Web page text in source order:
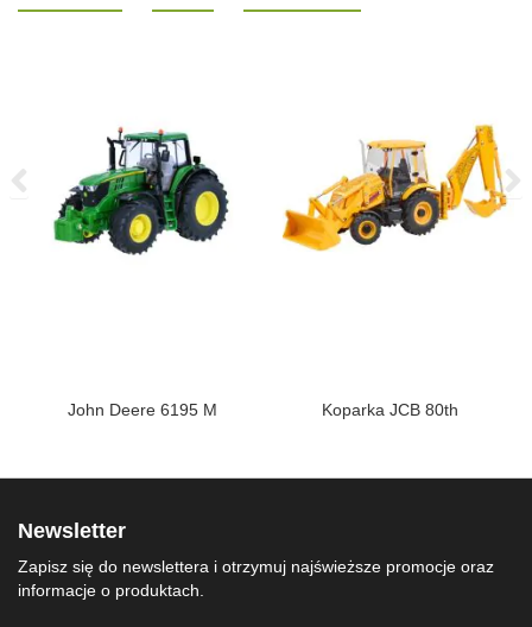
John Deere 6195 M Koparka JCB 80th
Newsletter
Zapisz się do newslettera i otrzymuj najświeższe promocje oraz
informacje o produktach.